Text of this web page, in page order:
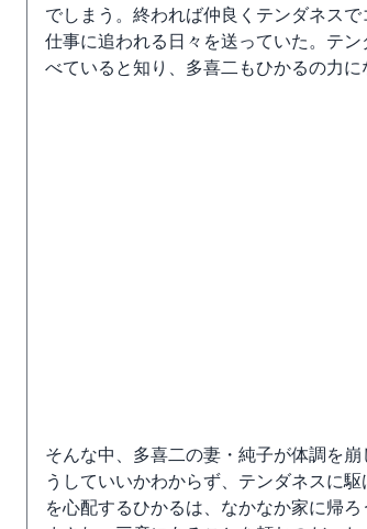
でしまう。終われば仲良くテンダネス
仕事に追われる日々を送っていた。テ
べていると知り、多喜二もひかるの力に
そんな中、多喜二の妻・純子が体調を
うしていいかわからず、テンダネスに
を心配するひかるは、なかなか家に帰